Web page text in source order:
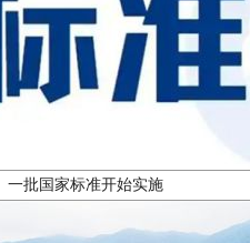
一批国家标准开始实施